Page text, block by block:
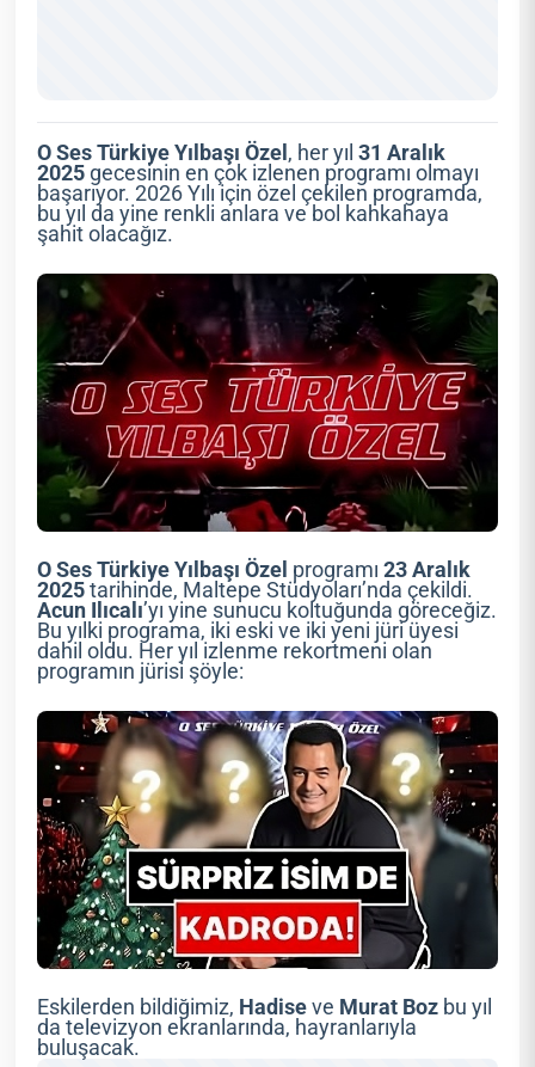
O Ses Türkiye Yılbaşı Özel , her yıl31 Aralık
2025 gecesinin en çok izlenen programı olmayı
başarıyor. 2026 Yılı için özel çekilen programda,
bu yıl da yine renkli anlara ve bol kahkahaya
şahit olacağız.
O Ses Türkiye Yılbaşı Özel programı23 Aralık
2025 tarihinde, Maltepe Stüdyoları’nda çekildi.
Acun Ilıcalı’yı yine sunucu koltuğunda göreceğiz.
Bu yılki programa, iki eski ve iki yeni jüri üyesi
dahil oldu. Her yıl izlenme rekortmeni olan
programın jürisi şöyle:
Eskilerden bildiğimiz, Hadise ve Murat Boz bu yıl
da televizyon ekranlarında, hayranlarıyla
buluşacak.